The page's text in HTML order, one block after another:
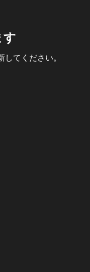
す
てください。